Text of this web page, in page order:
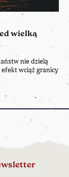
wielką
nie dzielą
wciąż granicy